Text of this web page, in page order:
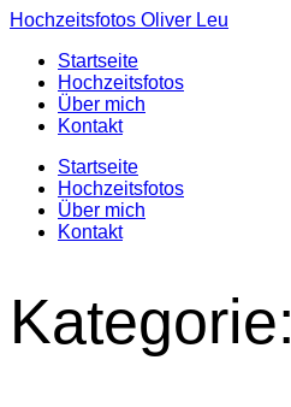
Hochzeitsfotos Oliver Leu
Startseite
Hochzeitsfotos
Über mich
Kontakt
Startseite
Hochzeitsfotos
Über mich
Kontakt
Kategorie: